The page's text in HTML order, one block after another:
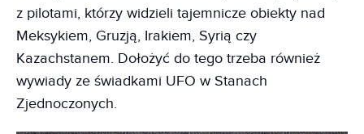
z pilotami, którzy widzieli tajemnicze obiekty nad
Meksykiem, Gruzją, Irakiem, Syrią czy
Kazachstanem. Dołożyć do tego trzeba również
wywiady ze świadkami UFO w Stanach
Zjednoczonych.